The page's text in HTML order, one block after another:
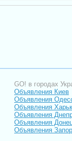
GO! в городах
Объявления Киев
Объявления
Объявления
Объявления
Объявления
Объявления